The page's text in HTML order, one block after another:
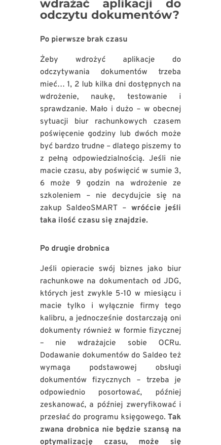
wdrażać aplikacji do
odczytu dokumentów?
Po pierwsze brak czasu
Żeby wdrożyć aplikacje do
odczytywania dokumentów trzeba
mieć… 1, 2 lub kilka dni dostępnych na
wdrożenie, naukę, testowanie i
sprawdzanie. Mało i dużo – w obecnej
sytuacji biur rachunkowych czasem
poświęcenie godziny lub dwóch może
być bardzo trudne – dlatego piszemy to
z pełną odpowiedzialnością. Jeśli nie
macie czasu, aby poświęcić w sumie 3,
6 może 9 godzin na wdrożenie ze
szkoleniem – nie decydujcie się na
zakup SaldeoSMART – wróćcie jeśli
taka ilość czasu się znajdzie.
Po drugie drobnica
Jeśli opieracie swój biznes jako biur
rachunkowe na dokumentach od JDG,
których jest zwykle 5-10 w miesiącu i
macie tylko i wyłącznie firmy tego
kalibru, a jednocześnie dostarczają oni
dokumenty również w formie fizycznej
– nie wdrażajcie sobie OCRu.
Dodawanie dokumentów do Saldeo też
wymaga podstawowej obsługi
dokumentów fizycznych – trzeba je
odpowiednio posortować, później
zeskanować, a później zweryfikować i
przesłać do programu księgowego.Tak
zwana drobnica nie będzie szansą na
optymalizację czasu, może się